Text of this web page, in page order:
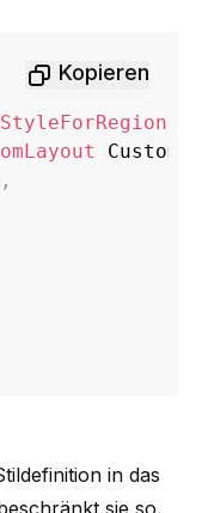
Kopieren
,
in das
sie so,